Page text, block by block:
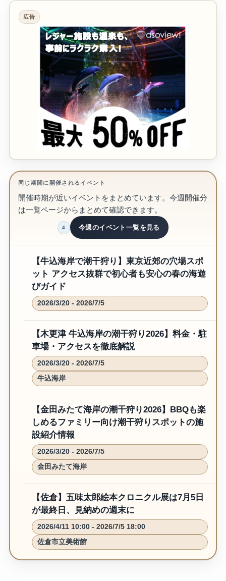
広告
同じ期間に開催されるイベント
開催時期が近いイベントをまとめています。今週開催分
は一覧ページからまとめて確認できます。
4 今週のイベント一覧を見る
【牛込海岸で潮干狩り】東京近郊の穴場スポ
ット アクセス抜群で初心者も安心の春の海遊
びガイド
2026/3/20 - 2026/7/5
【木更津 牛込海岸の潮干狩り2026】料金・駐
車場・アクセスを徹底解説
2026/3/20 - 2026/7/5
牛込海岸
【金田みたて海岸の潮干狩り2026】BBQも楽
しめるファミリー向け潮干狩りスポットの施
設紹介情報
2026/3/20 - 2026/7/5
金田みたて海岸
【佐倉】五味太郎絵本クロニクル展は7月5日
が最終日、見納めの週末に
2026/4/11 10:00 - 2026/7/5 18:00
佐倉市立美術館